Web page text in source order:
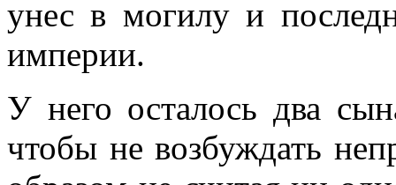
унес в могилу и
империи.
У него осталось два
чтобы не возбуждать